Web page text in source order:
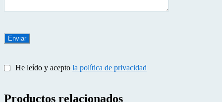
He leído y acepto la política de privacidad
Productos relacionados